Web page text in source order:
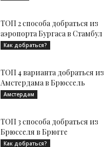
ТОП 2 способа добраться из
аэропорта Бургаса в Стамбул
Как добраться?
ТОП 4 варианта добраться из
Амстердама в Брюссель
Амстердам
ТОП 3 способа добраться из
Брюсселя в Брюгге
Как добраться?